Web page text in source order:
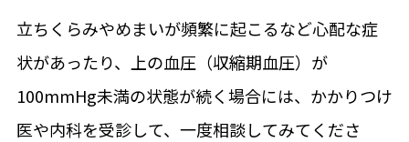
立ちくらみやめまいが頻繁に起こるなど心配な症
状があったり、上の血圧（収縮期血圧）が
100mmHg未満の状態が続く場合には、かかりつけ
医や内科を受診して、一度相談してみてくださ